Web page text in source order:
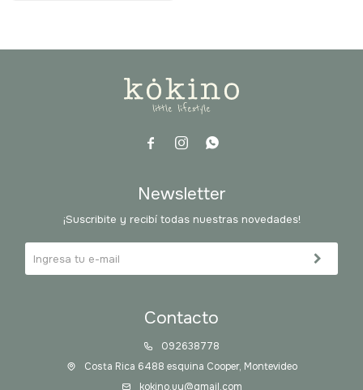
  
Contacto
092638778
Costa Rica 6488 esquina Cooper, Montevideo
kokino.uy@gmail.com
Newsletter
¡Suscribite y recibí todas nuestras novedades!